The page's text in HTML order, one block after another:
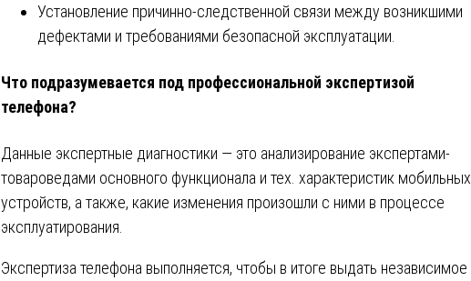
Установление причинно-следственной связи между возникшими
дефектами и требованиями безопасной эксплуатации.
Что подразумевается под профессиональной экспертизой
телефона?
Данные экспертные диагностики ― это анализирование экспертами-
товароведами основного функционала и тех. характеристик мобильных
устройств, а также, какие изменения произошли с ними в процессе
эксплуатирования.
Экспертиза телефона выполняется, чтобы в итоге выдать независимое